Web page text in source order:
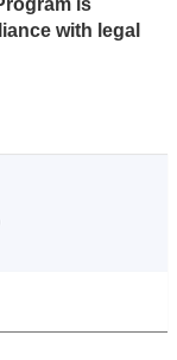
is
with legal